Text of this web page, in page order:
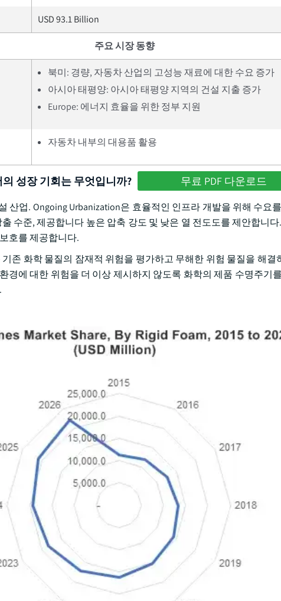
USD 93.1 Billion
주요 시장 동향
북미: 경량, 자동차 산업의 고성능 재료에 대한 수요 증가
아시아 태평양: 아시아 태평양 지역의 건설 지출 증가
Europe: 에너지 효율을 위한 정부 지원
자동차 내부의 대용품 활용
성장 기회는 무엇입니까? 무료 PDF 다운로드
산업. Ongoing Urbanization은 효율적인 인프라 개발을 위해 수요
수준, 제공합니다 높은 압축 강도 및 낮은 열 전도도를 제안합니
호를 제공합니다.
기존 화학 물질의 잠재적 위험을 평가하고 무해한 위험 물질을 해
경에 대한 위험을 더 이상 제시하지 않도록 화학의 제품 수명주기